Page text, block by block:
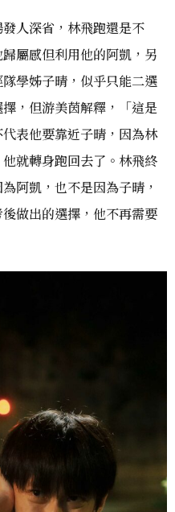
人深省，林飛跑還是不
屬感但利用他的阿凱，另
學姊子晴，似乎只能二選
，但游美茵解釋，「這是
表他要靠近子晴，因為林
就轉身跑回去了。林飛終
阿凱，也不是因為子晴，
做出的選擇，他不再需要